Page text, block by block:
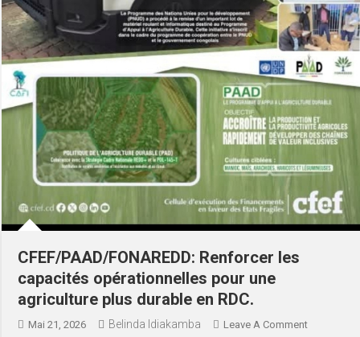
CFEF/PAAD/FONAREDD: Renforcer les
capacités opérationnelles pour une
agriculture plus durable en RDC.
Mai 21, 2026 Belinda Idiakamba Leave A Comment